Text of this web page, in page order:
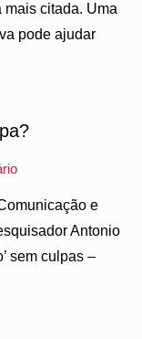
mais citada. Uma
pode ajudar
e
Antonio
sem culpas –